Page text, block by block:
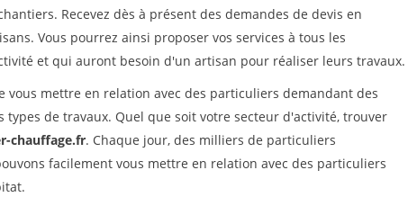
Recevez dès à présent des demandes de devis en
Vous pourrez ainsi proposer vos services à tous les
et qui auront besoin d'un artisan pour réaliser leurs travaux.
vous mettre en relation avec des particuliers demandant des
types de travaux. Quel que soit votre secteur d'activité, trouver
chauffage.fr. Chaque jour, des milliers de particuliers
facilement vous mettre en relation avec des particuliers